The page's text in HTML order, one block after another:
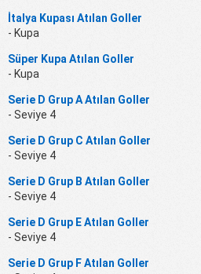
İtalya Kupası Atılan Goller
- Kupa
Süper Kupa Atılan Goller
- Kupa
Serie D Grup A Atılan Goller
- Seviye 4
Serie D Grup C Atılan Goller
- Seviye 4
Serie D Grup B Atılan Goller
- Seviye 4
Serie D Grup E Atılan Goller
- Seviye 4
Serie D Grup F Atılan Goller